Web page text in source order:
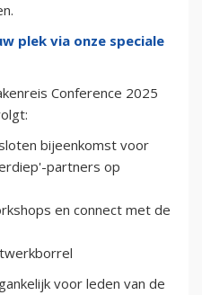
plek via onze speciale
Conference 2025
bijeenkomst voor
partners op
en connect met de
voor leden van de